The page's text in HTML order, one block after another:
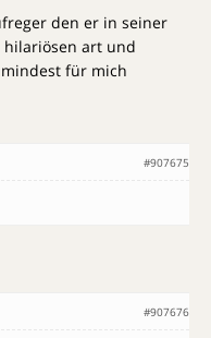
den er in seiner
art und
für mich
#907675
#907676